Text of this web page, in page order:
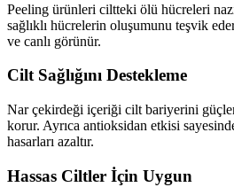
Peeling ürünleri ciltteki ölü hücreleri
sağlıklı hücrelerin oluşumunu teşvik
ve canlı görünür.
Cilt Sağlığını Destekleme
Nar çekirdeği içeriği cilt bariyerini
korur. Ayrıca antioksidan etkisi
hasarları azaltır.
Hassas Ciltler İçin Uygun